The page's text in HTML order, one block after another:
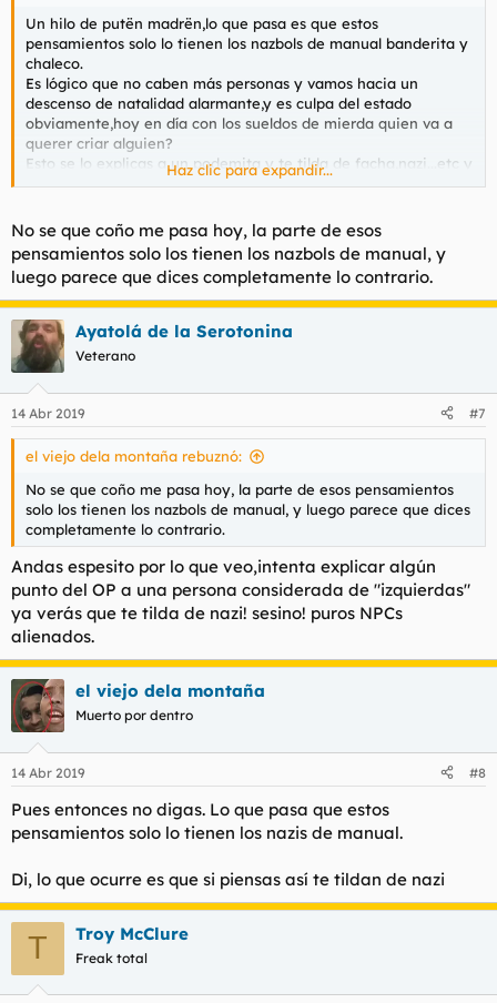
Un hilo de putën madrën,lo que pasa es que estos
pensamientos solo lo tienen los nazbols de manual banderita y
chaleco.
Es lógico que no caben más personas y vamos hacia un
descenso de natalidad alarmante,y es culpa del estado
obviamente,hoy en día con los sueldos de mierda quien va a
querer criar alguien?
Esto se lo explicas a un podemita y te tilda de facha,nazi...etc y
es totalmente vergonzoso que no se pueda expresar uno con
Haz clic para expandir...
No se que coño me pasa hoy, la parte de esos
pensamientos solo los tienen los nazbols de manual, y
luego parece que dices completamente lo contrario.
Ayatolá de la Serotonina
Veterano
14 Abr 2019 #7
el viejo dela montaña rebuznó:
No se que coño me pasa hoy, la parte de esos pensamientos
solo los tienen los nazbols de manual, y luego parece que dices
completamente lo contrario.
Andas espesito por lo que veo,intenta explicar algún
punto del OP a una persona considerada de "izquierdas"
ya verás que te tilda de nazi! sesino! puros NPCs
alienados.
el viejo dela montaña
Muerto por dentro
14 Abr 2019 #8
Pues entonces no digas. Lo que pasa que estos
pensamientos solo lo tienen los nazis de manual.
Di, lo que ocurre es que si piensas así te tildan de nazi
T Troy McClure
Freak total